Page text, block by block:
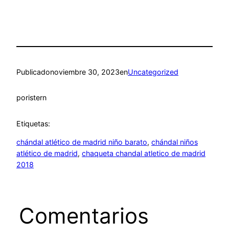
Publicadonoviembre 30, 2023enUncategorized
poristern
Etiquetas:
chándal atlético de madrid niño barato, chándal niños
atlético de madrid, chaqueta chandal atletico de madrid
2018
Comentarios